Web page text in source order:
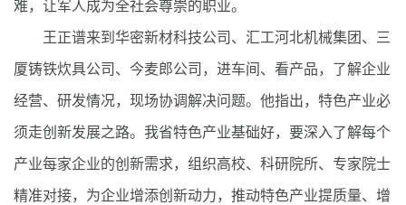
难，让军人成为全社会尊崇的职业。
王正谱来到华密新材科技公司、汇工河北机械集团、三
厦铸铁炊具公司、今麦郎公司，进车间、看产品，了解企业
经营、研发情况，现场协调解决问题。他指出，特色产业必
须走创新发展之路。我省特色产业基础好，要深入了解每个
产业每家企业的创新需求，组织高校、科研院所、专家院士
精准对接，为企业增添创新动力，推动特色产业提质量、增